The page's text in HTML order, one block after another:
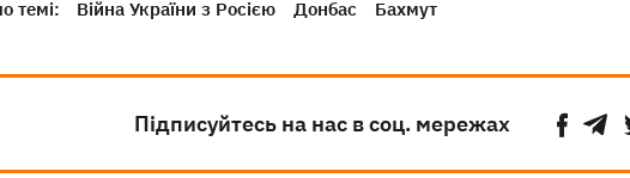
темі: Війна України з Росією Донбас Бахмут
Підписуйтесь на нас в соц. мережах